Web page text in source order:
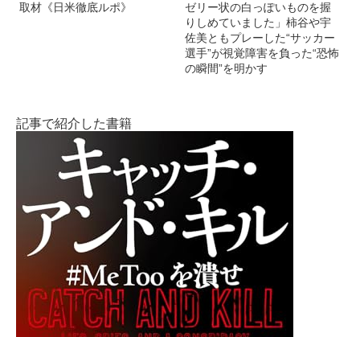
取材《日米徹底ルポ》
ゼリー状の白っぽいものを握
りしめていました」柿谷や宇
佐美ともプレーした“サッカー
選手”が視覚障害を負った“恐怖
の瞬間”を明かす
記事で紹介した書籍